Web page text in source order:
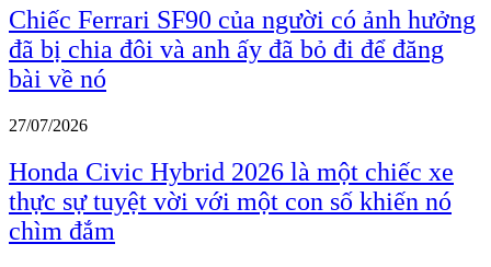
Chiếc Ferrari SF90 của người có ảnh hưởng
đã bị chia đôi và anh ấy đã bỏ đi để đăng
bài về nó
27/07/2026
Honda Civic Hybrid 2026 là một chiếc xe
thực sự tuyệt vời với một con số khiến nó
chìm đắm